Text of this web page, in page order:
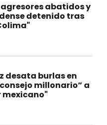
abatidos y
detenido tras
desata burlas en
millonario” a
mexicano"